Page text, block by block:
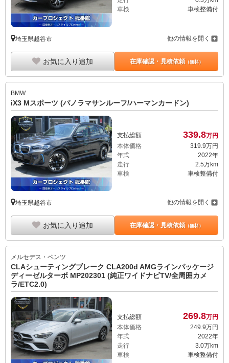
車検
車検整備付
埼玉県越谷市 他の情報を開く
お気に入り追加 在庫確認・見積依頼（無料）
BMW
iX3 Mスポーツ (パノラマサンルーフ/ハーマンカードン)
支払総額 339.8万円
本体価格
319. 9万円
年式
2022年
走行
2.5万km
車検
車検整備付
埼玉県越谷市 他の情報を開く
お気に入り追加 在庫確認・見積依頼（無料）
メルセデス・ベンツ
CLAシューティングブレーク CLA200d AMGラインパッケージ
ディーゼルターボ MP202301 (純正ワイドナビTV/全周囲カメ
ラ/ETC2.0)
支払総額 269.8万円
本体価格
249.9万円
年式
2022年
走行
3.0万km
車検
車検整備付